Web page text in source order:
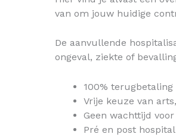
van om jouw huidige
De aanvullende
ongeval, ziekte of
100%
Vrije keuze van
Geen wachttijd
Pré en post